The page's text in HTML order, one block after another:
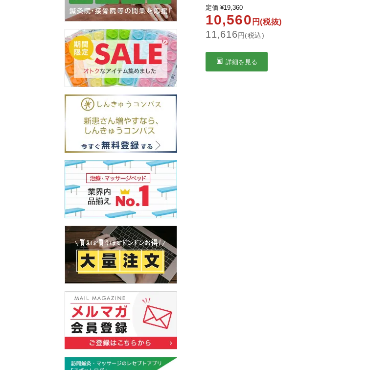
定価 ¥19,360
10,560 円(税抜)
11,616円(税込)
詳細を見る